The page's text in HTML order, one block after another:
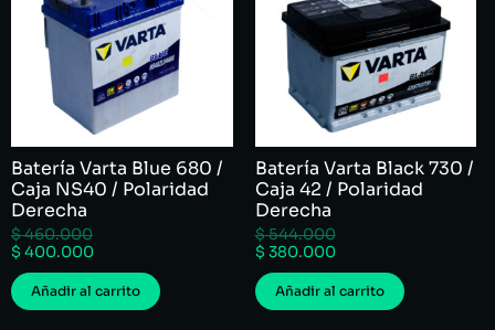
Batería Varta Blue 680 /
Caja NS40 / Polaridad
Derecha
$460.000
$ 400.000
Añadir al carrito
Batería Varta Black 730 /
Caja 42 / Polaridad
Derecha
$544.000
$ 380.000
Añadir al carrito